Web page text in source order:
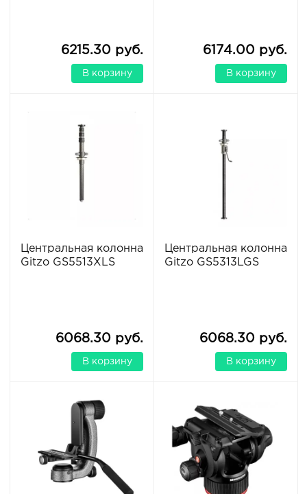
6215.30 руб.
В корзину
6174.00 руб.
В корзину
Центральная колонна
Gitzo GS5513XLS
6068.30 руб.
В корзину
Центральная колонна
Gitzo GS5313LGS
6068.30 руб.
В корзину